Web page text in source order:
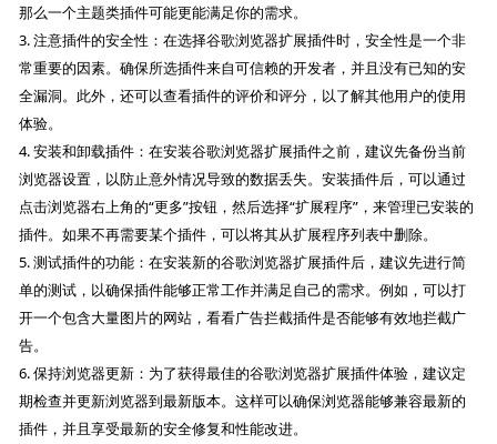
那么一个主题类插件可能更能满足你的需求。
3. 注意插件的安全性：在选择谷歌浏览器扩展插件时，安全性是一个非
常重要的因素。确保所选插件来自可信赖的开发者，并且没有已知的安
全漏洞。此外，还可以查看插件的评价和评分，以了解其他用户的使用
体验。
4. 安装和卸载插件：在安装谷歌浏览器扩展插件之前，建议先备份当前
浏览器设置，以防止意外情况导致的数据丢失。安装插件后，可以通过
点击浏览器右上角的“更多”按钮，然后选择“扩展程序”，来管理已安装的
插件。如果不再需要某个插件，可以将其从扩展程序列表中删除。
5. 测试插件的功能：在安装新的谷歌浏览器扩展插件后，建议先进行简
单的测试，以确保插件能够正常工作并满足自己的需求。例如，可以打
开一个包含大量图片的网站，看看广告拦截插件是否能够有效地拦截广
告。
6. 保持浏览器更新：为了获得最佳的谷歌浏览器扩展插件体验，建议定
期检查并更新浏览器到最新版本。这样可以确保浏览器能够兼容最新的
插件，并且享受最新的安全修复和性能改进。